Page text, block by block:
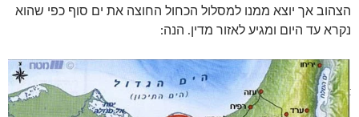
הצהוב אך יוצא ממנו למסלול הכחול החוצה את ים סוף כפי שהוא
נקרא עד היום ומגיע לאזור מדין. הנה: